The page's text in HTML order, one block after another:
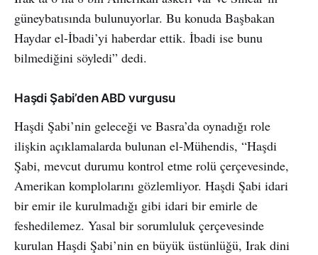
güneybatısında bulunuyorlar. Bu konuda Başbakan
Haydar el-İbadi’yi haberdar ettik. İbadi ise bunu
bilmediğini söyledi” dedi.
Haşdi Şabi’den ABD vurgusu
Haşdi Şabi’nin geleceği ve Basra’da oynadığı role
ilişkin açıklamalarda bulunan el-Mühendis, “Haşdi
Şabi, mevcut durumu kontrol etme rolü çerçevesinde,
Amerikan komplolarını gözlemliyor. Haşdi Şabi idari
bir emir ile kurulmadığı gibi idari bir emirle de
feshedilemez. Yasal bir sorumluluk çerçevesinde
kurulan Haşdi Şabi’nin en büyük üstünlüğü, Irak dini